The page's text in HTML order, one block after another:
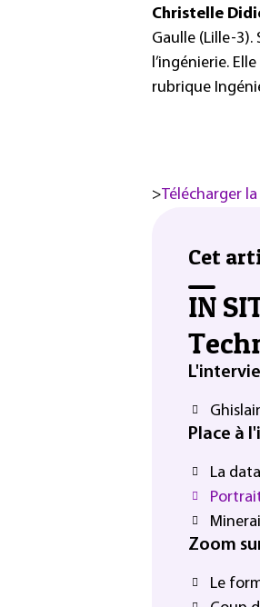
Christelle
Gaulle (Lille-
l’ingénierie.
rubrique
>Télécharger
Cet
IN
Place à
La
Zoom
Le